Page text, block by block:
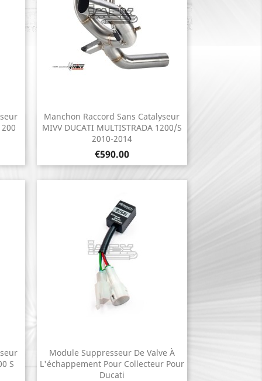
Manchon Raccord Sans Catalyseur
MIVV DUCATI MULTISTRADA 1200/S
2010-2014
Price
€590.00
 Quick view
S
Module Suppresseur De Valve À
L'échappement Pour Collecteur Pour
Ducati
Quick view